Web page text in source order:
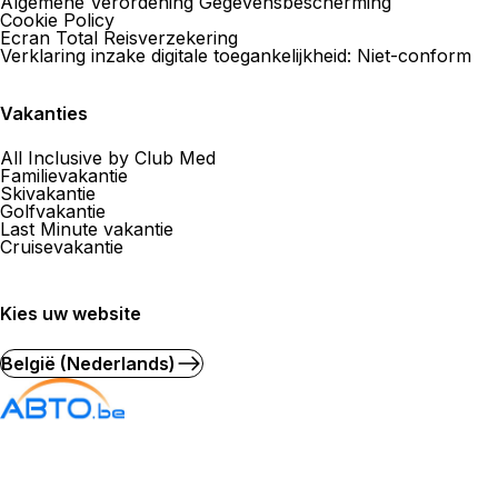
Cookie Policy
Ecran Total Reisverzekering
Verklaring inzake digitale toegankelijkheid: Niet-conform
Vakanties
All Inclusive by Club Med
Familievakantie
Skivakantie
Golfvakantie
Last Minute vakantie
Cruisevakantie
Kies uw website
België (Nederlands)